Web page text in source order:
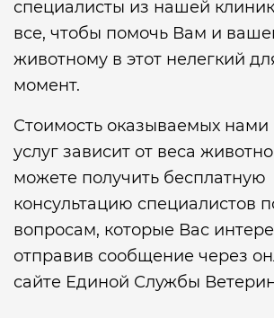
специалисты из нашей
все, чтобы помочь Вам и
животному в этот нелегкий
момент.
Стоимость оказываемых нами
услуг зависит от веса
можете получить бесплатную
консультацию специалистов
вопросам, которые Вас
отправив сообщение через
сайте Единой Службы